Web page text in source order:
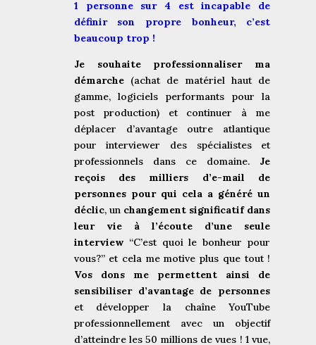
1 personne sur 4 est incapable de
définir son propre bonheur, c’est
beaucoup trop !
Je souhaite professionnaliser ma
démarche(achat de matériel haut de
gamme, logiciels performants pour la
post production) et continuer à me
déplacer d’avantage outre atlantique
pour interviewer des spécialistes et
professionnels dans ce domaine. Je
reçois des milliers d’e-mail de
personnes pour qui cela a généré un
déclic, un changement significatif dans
leur vie à l’écoute d’une seule
interview“C’est quoi le bonheur pour
vous?” et cela me motive plus que tout !
Vos dons me permettent ainsi de
sensibiliser d’avantage de personnes
et développer la chaîne YouTube
professionnellement avec un objectif
d’atteindre les 50 millions de vues ! 1 vue,